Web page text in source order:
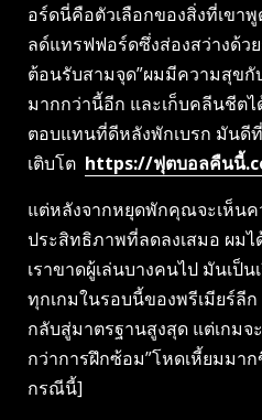
อร์ดนี่คือตัวเลือกของสิ่งที่เขา
ลด์แทรฟฟอร์ดซึ่งส่องสว่างด้ว
ต้อนรับสามจุด”ผมมีความสุขกั
มากกว่านี้อีก และเก็บคลีนชีต
ตอบแทนที่ดีหลังพักเบรก มันดีที่
เติบโต https://ฟุตบอลคืนนี้
แต่หลังจากหยุดพักคุณจะเห็น
ประสิทธิภาพที่ลดลงเสมอ ผม
เราขาดผู้เล่นบางคนไป มันเป็
ทุกเกมในรอบนี้ของพรีเมียร์ลี
กลับสู่มาตรฐานสูงสุด แต่เกม
กว่าการฝึกซ้อม”โหดเหี้ยมมา
กรณีนี้]